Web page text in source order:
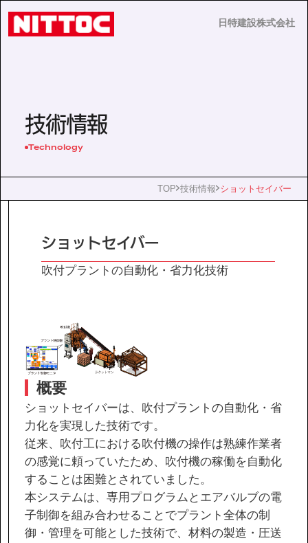
日特建設株式会社
日特建設株式会社
事業内容
企業情報
サステナビリティ
ニュース
お問い合わせ
採用情報
技術情報
Technology
TOP 技術情報 ショットセイバー
ショットセイバー
吹付プラントの自動化・省力化技術
概要
ショットセイバーは、吹付プラントの自動化・省
力化を実現した技術です。
従来、吹付工における吹付機の操作は熟練作業者
の感覚に頼っていたため、吹付機の稼働を自動化
することは困難とされていました。
本システムは、専用プログラムとエアバルブの電
子制御を組み合わせることでプラント全体の制
御・管理を可能とした技術で、材料の製造・圧送